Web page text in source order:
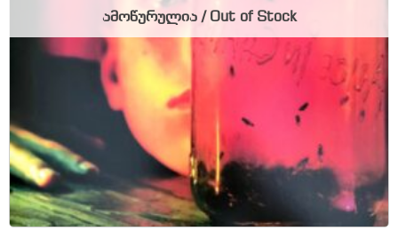
ამოწურულია / Out of Stock